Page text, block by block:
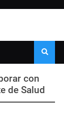
con
de Salud